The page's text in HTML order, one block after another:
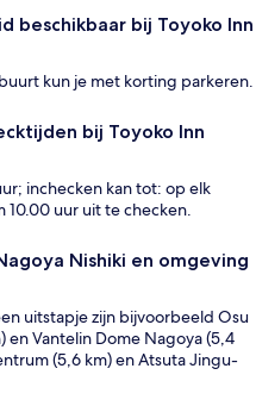
beschikbaar bij Toyoko Inn
kun je met korting parkeren.
bij Toyoko Inn
inchecken kan tot: op elk
uur uit te checken.
Nishiki en omgeving
uitstapje zijn bijvoorbeeld Osu
Vantelin Dome Nagoya (5,4
(5,6 km) en Atsuta Jingu-